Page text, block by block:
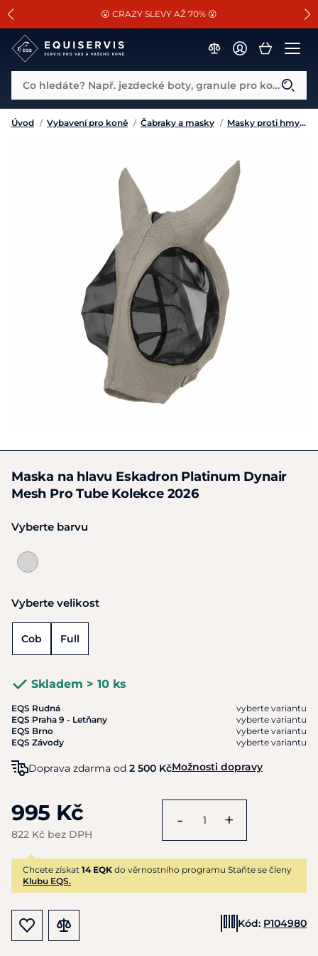
SLEVA 13% na vše od Cassini!
😮 CRAZY SLEVY AŽ 70% 😮
📐Pasování a doplňky k vybraným sedlům ZDARMA 🐴
Co hledáte? Např. jezdecké boty, granule pro koně...
Úvod / Vybavení pro koně / Čabraky a masky / Masky proti hmyzu
Maska na hlavu Eskadron Platinum Dynair
Mesh Pro Tube Kolekce 2026
Vyberte barvu
Vyberte velikost
Cob Full
Skladem > 10 ks
EQS Rudná
vyberte variantu
EQS Praha 9 - Letňany
vyberte variantu
EQS Brno
vyberte variantu
EQS Závody
vyberte variantu
Doprava zdarma od 2 500 KčMožnosti dopravy
995 Kč
822 Kč bez DPH
- +
Chcete získat 14 EQK do věrnostního programu Staňte se členy
Klubu EQS.
Kód: P104980